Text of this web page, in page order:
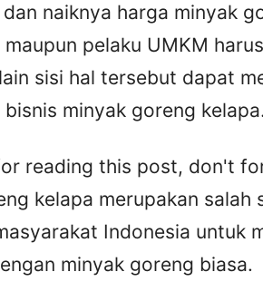
dan naiknya harga minyak
pelaku UMKM
sisi hal tersebut dapat
minyak goreng
reading this post, don't
kelapa merupakan salah
Indonesia untuk
minyak goreng biasa.